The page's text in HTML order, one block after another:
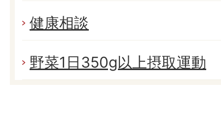
健康相談
野菜1日350g以上摂取運動